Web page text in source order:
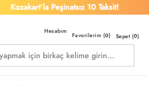
Kozakart’la Peşinatsız 10 Taksit!
Favorilerim (0) Sepet (0)